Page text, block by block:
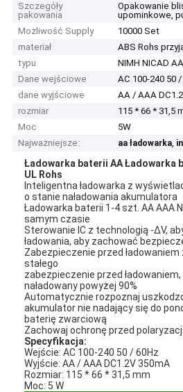
Szczegóły
pakowania
Opakowanie
upominkowe,
Możliwość Supply
10000 Set
materiał
ABS Rohs
typu
NIMH NICAD
Dane wejściowe
AC 100-240 50
dane wyjściowe
AA / AAA
rozmiar
115 * 66 * 31,5
Moc
5W
Najważniejsze:
aa ładowarka,
Ładowarka baterii AA Ładowarka
UL Rohs
Inteligentna ładowarka z
o stanie naładowania akumulatora
Ładowarka baterii 1-4 szt. AA AAA
samym czasie
Sterowanie IC z technologią -ΔV,
ładowania, aby zachować
Zabezpieczenie przed ładowaniem
stałego
zabezpieczenie przed
naładowany powyżej 90%
Automatycznie rozpoznaj
akumulator nie nadający się do
baterię zwarciową
Zachowaj ochronę przed
Specyfikacja:
Wejście: AC 100-240 50 / 60Hz
Wyjście: AA / AAA DC1.2V 350mA
Rozmiar: 115 * 66 * 31,5 mm
Moc: 5 W